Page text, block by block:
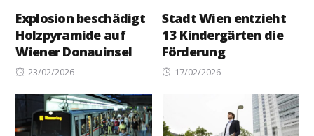
Explosion beschädigt
Holzpyramide auf
Wiener Donauinsel
Posted
23/02/2026
Stadt Wien entzieht
13 Kindergärten die
Förderung
Posted
17/02/2026